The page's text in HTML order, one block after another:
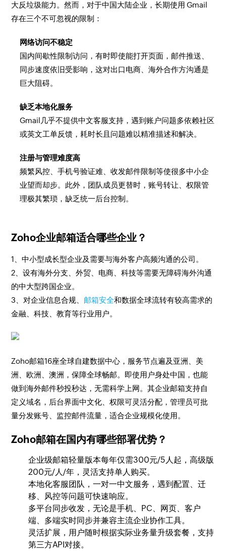
大反垃圾能力。然而，对于中国大陆企业，长期使用 Gmail
存在三个不可忽视的限制：
网络访问不稳定
国内间歇性限制访问，有时即使能打开页面，邮件推送、
同步速度依旧受影响，这对出口电商、海外合作方沟通是
巨大阻碍。
缺乏本地化服务
Gmail几乎不提供中文客服支持，遇到账户问题多依赖社区
或英文工单反馈，耗时长且问题难以精准描述和解决。
注册与管理难度高
频繁风控、手机号验证难、收发邮件限制等使很多中小企
业望而却步。此外，团队成员更替时，账号转让、权限管
理极其繁琐，缺乏统一后台控制。
Zoho企业邮箱适合哪些企业？
1、中小型成长型企业及需要与海外客户高频沟通的公司。
2、设有海外分支、外贸、电商、科技等需要无障碍海外沟通
的中大型跨国企业。
3、对企业信息合规、 邮箱安全和数据全球流转有较高需求的
金融、科技、教育等行业用户。
Zoho邮箱16座全球自建数据中心，服务节点遍及亚洲、美
洲、欧洲、澳洲，保障全球畅邮。即使用户身处中国，也能
做到海外邮件秒投秒达，无需科学上网。其企业邮箱支持自
定义域名，后台界面中文化、权限可灵活分配，管理员可批
量分发账号、监控邮件流量，适合企业规模化使用。
Zoho邮箱在国内有哪些部署优势？
企业级邮箱轻量版本每年仅需300元/5人起，高级版
200元/人/年，灵活支持单人购买。
本地化客服团队，一对一中文服务，遇到配置、迁
移、风控等问题可快速响应。
多平台同步收发，无论是手机、PC、网页、客户
端、多端实时同步并兼容主流企业协作工具。
灵活扩展，用户随时根据实际业务量升级套餐，支持
第三方API对接。